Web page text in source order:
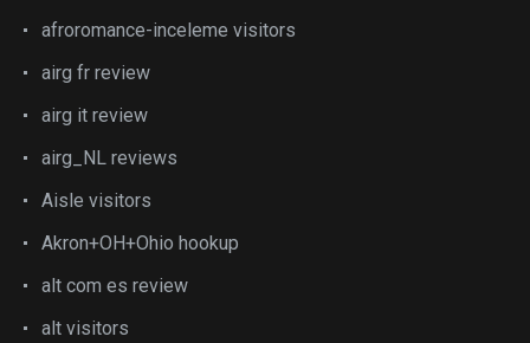
afroromance-inceleme visitors
airg fr review
airg it review
airg_NL reviews
Aisle visitors
Akron+OH+Ohio hookup
alt com es review
alt visitors